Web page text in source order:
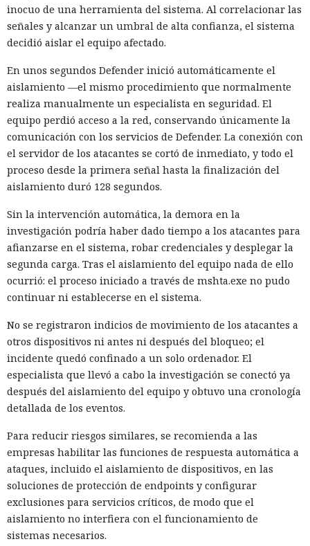
conocida como "Entrevista contagiosa", es empleada por los
grupos norcoreanos desde 2022.
Entre las organizaciones afectadas Stikas mencionó el
Hospital Infantil de Boston, que albergaba una base de datos
sobre la salud de estadounidenses durante la pandemia; la
empresa japonesa AEON Smart Technology; el fabricante
chino de teléfonos Oppo; los servicios de criptomonedas
Coinbase y Uniswap Labs; el Consejo Superior de la
Magistratura de Italia; una unidad del saudí Al Rajhi Bank; y
el gobierno de Flandes en Bélgica.
A pesar del acceso a datos sensibles, los hackers en casi
todos los casos se concentraban en las carteras de
criptomonedas, ignorando el resto de la información.
Marcus Hutchins, analista de la empresa Expel, señaló que
esa especialización tan estrecha no es motivo para confiarse:
si el grupo mantiene acceso persistente al sistema de la
víctima, otro equipo norcoreano de espionaje podría
La expansión de los ataques se vio favorecida por
contratistas externos comprometidos, que tenían acceso a
decenas de empresas: a uno de ellos Stikas le encontró
claves para 30 organizaciones. Algunas de las compañías
notificadas corrigieron las vulnerabilidades y revocaron las
Para reducir el riesgo, las empresas deberían verificar con
mayor rigor a los contratistas y desarrolladores, limitarles
el acceso a los sistemas críticos y no ejecutar programas
externos recibidos como tareas de prueba durante el
proceso de contratación.
inocuo de una herramienta del sistema. Al correlacionar las
señales y alcanzar un umbral de alta confianza, el sistema
decidió aislar el equipo afectado.
En unos segundos Defender inició automáticamente el
aislamiento —el mismo procedimiento que normalmente
realiza manualmente un especialista en seguridad. El
equipo perdió acceso a la red, conservando únicamente la
comunicación con los servicios de Defender. La conexión con
el servidor de los atacantes se cortó de inmediato, y todo el
proceso desde la primera señal hasta la finalización del
aislamiento duró 128 segundos.
Sin la intervención automática, la demora en la
investigación podría haber dado tiempo a los atacantes para
afianzarse en el sistema, robar credenciales y desplegar la
segunda carga. Tras el aislamiento del equipo nada de ello
ocurrió: el proceso iniciado a través de mshta.exe no pudo
continuar ni establecerse en el sistema.
No se registraron indicios de movimiento de los atacantes a
otros dispositivos ni antes ni después del bloqueo; el
incidente quedó confinado a un solo ordenador. El
especialista que llevó a cabo la investigación se conectó ya
después del aislamiento del equipo y obtuvo una cronología
detallada de los eventos.
Para reducir riesgos similares, se recomienda a las
empresas habilitar las funciones de respuesta automática a
ataques, incluido el aislamiento de dispositivos, en las
soluciones de protección de endpoints y configurar
exclusiones para servicios críticos, de modo que el
aislamiento no interfiera con el funcionamiento de
sistemas necesarios.